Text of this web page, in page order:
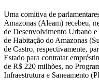
Uma comitiva de
Amazonas (Aleam) recebeu,
de Desenvolvimento Urbano
de Habitação do Amazonas
de Castro, respectivamente,
Estado para contratar
de R$ 220 milhões, no
Infraestrutura e Saneamento